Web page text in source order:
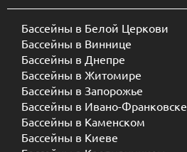
Бассейны в Белой Церкови
Бассейны в Виннице
Бассейны в Днепре
Бассейны в Житомире
Бассейны в Запорожье
Бассейны в Ивано-Франковске
Бассейны в Каменском
Бассейны в Киеве